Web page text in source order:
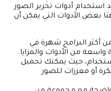
استخدام أدوات تحرير الصور
بعض الأدوات التي يمكن أن
أكثر البرامج شهرة في
من الأدوات والمزايا.
حيث يمكنك تحميل
أو معززات للصور